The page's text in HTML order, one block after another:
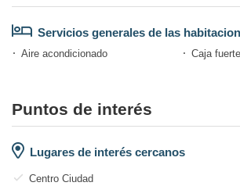
Servicios generales de las
Aire acondicionado Caja fuerte
Puntos de interés
Lugares de interés cercanos
Centro Ciudad